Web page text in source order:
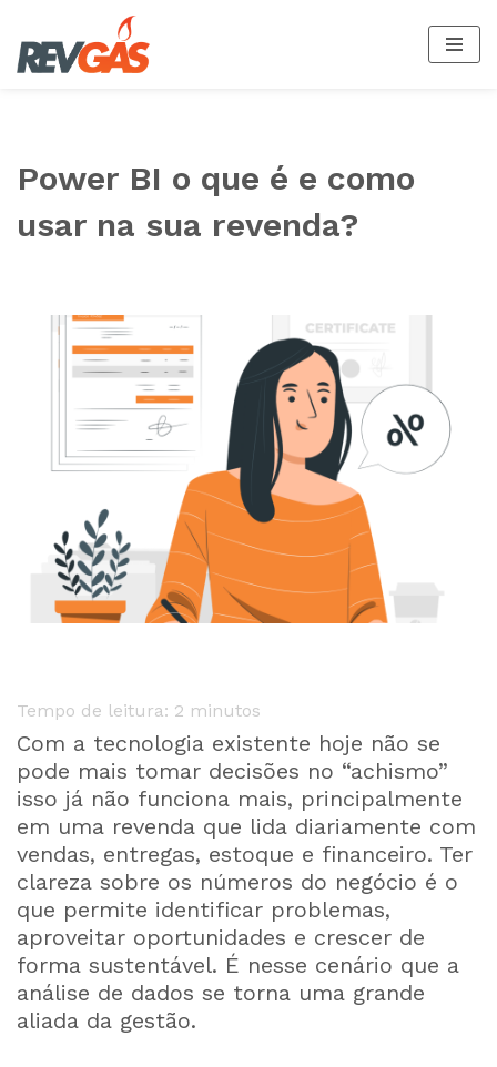
Saltar
Power BI o que é e como
usar na sua revenda?
Tempo de leitura: 2 minutos
Com a tecnologia existente hoje não se
pode mais tomar decisões no “achismo”
isso já não funciona mais, principalmente
em uma revenda que lida diariamente com
vendas, entregas, estoque e financeiro. Ter
clareza sobre os números do negócio é o
que permite identificar problemas,
aproveitar oportunidades e crescer de
forma sustentável. É nesse cenário que a
análise de dados se torna uma grande
aliada da gestão.